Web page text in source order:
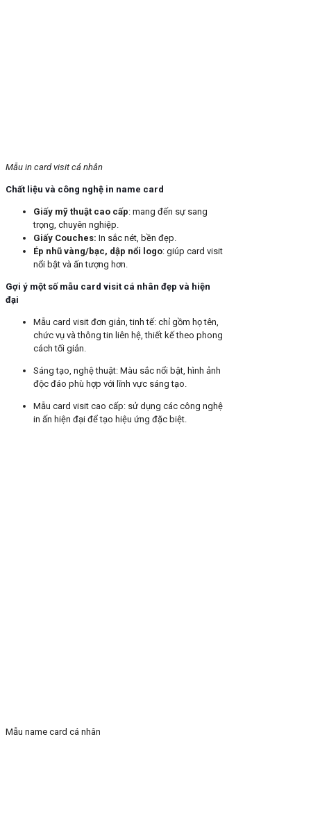
Mẫu in card visit cá nhân
Chất liệu và công nghệ in name card
Giấy mỹ thuật cao cấp: mang đến sự sang
trọng, chuyên nghiệp.
Giấy Couches: In sắc nét, bền đẹp.
Ép nhũ vàng/bạc, dập nổi logo: giúp card visit
nổi bật và ấn tượng hơn.
Gợi ý một số mẫu card visit cá nhân đẹp và hiện
đại
Mẫu card visit đơn giản, tinh tế: chỉ gồm họ tên,
chức vụ và thông tin liên hệ, thiết kế theo phong
cách tối giản.
Sáng tạo, nghệ thuật: Màu sắc nổi bật, hình ảnh
độc đáo phù hợp với lĩnh vực sáng tạo.
Mẫu card visit cao cấp: sử dụng các công nghệ
in ấn hiện đại để tạo hiệu ứng đặc biệt.
Mẫu name card cá nhân